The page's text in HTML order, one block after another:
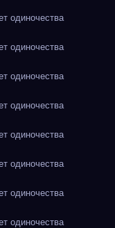
одиночества
одиночества
одиночества
одиночества
одиночества
одиночества
одиночества
одиночества